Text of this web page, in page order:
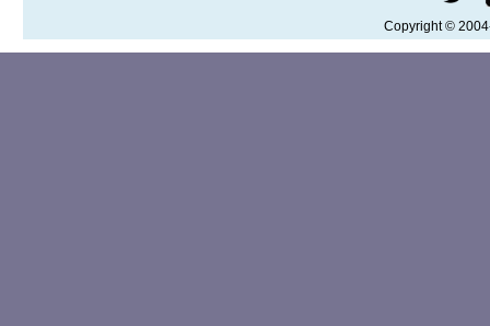
Copyright ©